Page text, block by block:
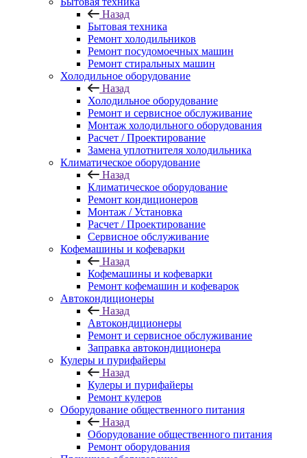
Назад
Бытовая техника
Ремонт холодильников
Ремонт посудомоечных машин
Ремонт стиральных машин
Холодильное оборудование
Назад
Холодильное оборудование
Ремонт и сервисное обслуживание
Монтаж холодильного оборудования
Расчет / Проектирование
Замена уплотнителя холодильника
Климатическое оборудование
Назад
Климатическое оборудование
Ремонт кондиционеров
Монтаж / Установка
Расчет / Проектирование
Сервисное обслуживание
Кофемашины и кофеварки
Назад
Кофемашины и кофеварки
Ремонт кофемашин и кофеварок
Автокондиционеры
Назад
Автокондиционеры
Ремонт и сервисное обслуживание
Заправка автокондиционера
Кулеры и пурифайеры
Назад
Кулеры и пурифайеры
Ремонт кулеров
Оборудование общественного питания
Назад
Оборудование общественного питания
Ремонт оборудования